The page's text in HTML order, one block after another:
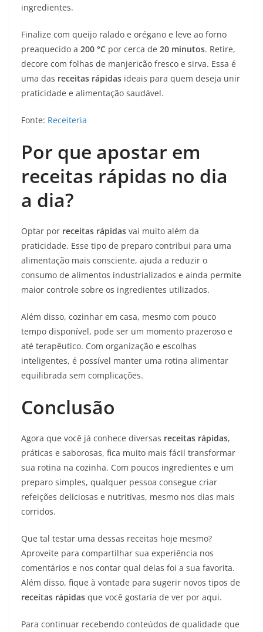
ingredientes.
Finalize com queijo ralado e orégano e leve ao forno
preaquecido a 200 °C por cerca de 20 minutos. Retire,
decore com folhas de manjericão fresco e sirva. Essa é
uma das receitas rápidas ideais para quem deseja unir
praticidade e alimentação saudável.
Fonte: Receiteria
Por que apostar em
receitas rápidas no dia
a dia?
Optar por receitas rápidas vai muito além da
praticidade. Esse tipo de preparo contribui para uma
alimentação mais consciente, ajuda a reduzir o
consumo de alimentos industrializados e ainda permite
maior controle sobre os ingredientes utilizados.
Além disso, cozinhar em casa, mesmo com pouco
tempo disponível, pode ser um momento prazeroso e
até terapêutico. Com organização e escolhas
inteligentes, é possível manter uma rotina alimentar
equilibrada sem complicações.
Conclusão
Agora que você já conhece diversas receitas rápidas,
práticas e saborosas, fica muito mais fácil transformar
sua rotina na cozinha. Com poucos ingredientes e um
preparo simples, qualquer pessoa consegue criar
refeições deliciosas e nutritivas, mesmo nos dias mais
corridos.
Que tal testar uma dessas receitas hoje mesmo?
Aproveite para compartilhar sua experiência nos
comentários e nos contar qual delas foi a sua favorita.
Além disso, fique à vontade para sugerir novos tipos de
receitas rápidas que você gostaria de ver por aqui.
Para continuar recebendo conteúdos de qualidade que